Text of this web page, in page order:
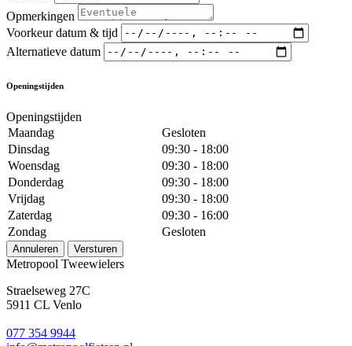
Opmerkingen
Voorkeur datum & tijd
Alternatieve datum
Openingstijden
Openingstijden
Maandag
Gesloten
Dinsdag
09:30 - 18:00
Woensdag
09:30 - 18:00
Donderdag
09:30 - 18:00
Vrijdag
09:30 - 18:00
Zaterdag
09:30 - 16:00
Zondag
Gesloten
Annuleren Versturen
Metropool Tweewielers
Straelseweg 27C
5911 CL Venlo
077 354 9944